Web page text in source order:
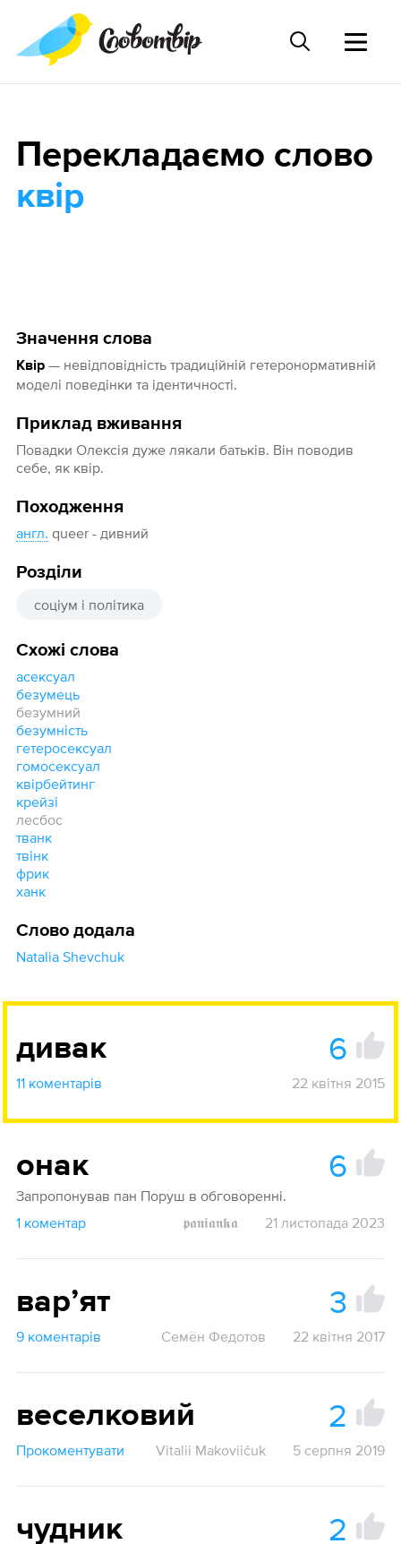
Значення слова
Квір— невідповідність традиційній гетеронормативній
моделі поведінки та ідентичності.
Приклад вживання
Повадки Олексія дуже лякали батьків. Він поводив
себе, як квір.
Походження
англ. queer - дивний
Розділи
соціум і політика
Схожі слова
асексуал
безумець
безумний
безумність
гетеросексуал
гомосексуал
квірбейтинг
крейзі
лесбос
тванк
твінк
фрик
ханк
Слово додала
Natalia Shevchuk
Перекладаємо слово
квір
дивак 6
11 коментарів 22 квітня 2015
онак 6
Запропонував пан Поруш в обговоренні.
1 коментар
𝖕𝖆𝖓𝖎𝖆𝖓𝖐𝖆 21 листопада 2023
варʼят 3
9 коментарів Семён Федотов 22 квітня 2017
веселковий 2
Прокоментувати Vitalii Makoviičuk 5 серпня 2019
чудник 2